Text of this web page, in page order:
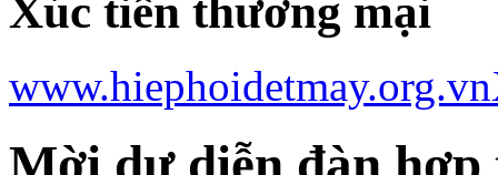
Xúc tiến thương mại
www.hiephoidetmay.org.vn